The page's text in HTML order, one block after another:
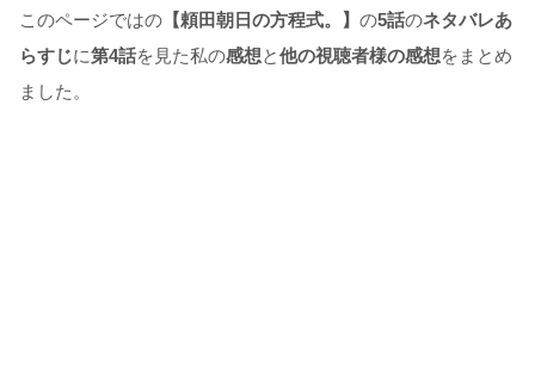
このページではの 【頼田朝日の方程式。】 の5話のネタバレあ
らすじに第4話を見た私の感想と他の視聴者様の感想をまとめ
ました。